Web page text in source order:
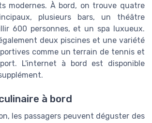
modernes. À bord, on trouve quatre
plusieurs bars, un théâtre
600 personnes, et un spa luxueux.
deux piscines et une variété
comme un terrain de tennis et
L'internet à bord est disponible
à bord
les passagers peuvent déguster des